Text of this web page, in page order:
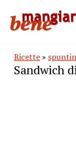
Ricette »
Sandwich